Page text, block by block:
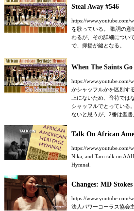
Steal Away #546
https://www.youtube.com/
を歌っている。 歌詞の意
わるが、その詳細につい
で、抑揚が鍵となる。
When The Saints
https://www.youtube.com/
かシャッフルかを区別す
上にないため、音符では
シャッフルでとっている
ないと思うが、2番は聖
Talk On African
https://www.youtube.com/
Nika, and Taro talk on
Hymnal.
Changes: MD
https://www.youtube.com/
法人パワーコーラス協会